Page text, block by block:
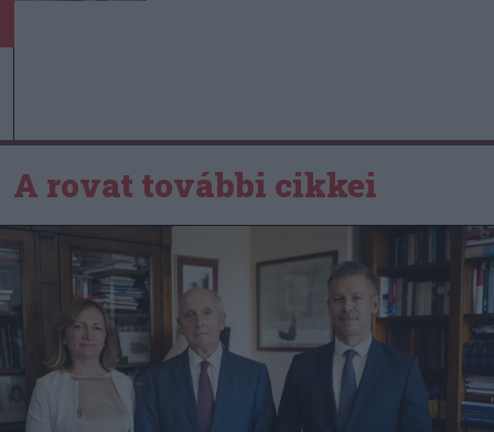
A rovat további cikkei